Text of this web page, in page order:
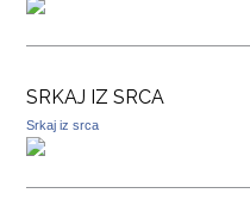
SRKAJ IZ SRCA
Srkaj iz srca